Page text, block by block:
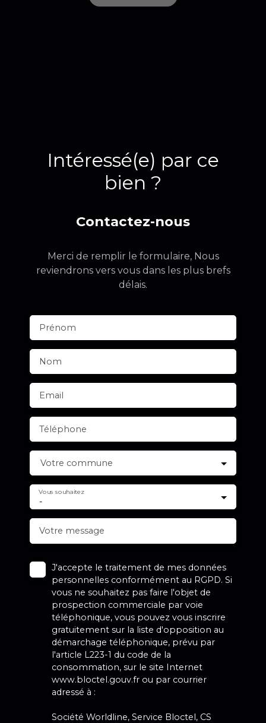
Intéressé(e) par ce
bien ?
Contactez-nous
Merci de remplir le formulaire, Nous
reviendrons vers vous dans les plus brefs
délais.
Prénom
Nom
Email
Téléphone
Votre commune
-
Vous souhaitez
Votre message
J'accepte le traitement de mes données
personnelles conformément au RGPD. Si
vous ne souhaitez pas faire l'objet de
prospection commerciale par voie
téléphonique, vous pouvez vous inscrire
gratuitement sur la liste d'opposition au
démarchage téléphonique, prévu par
l'article L223-1 du code de la
consommation, sur le site Internet
www.bloctel.gouv.fr ou par courrier
adressé à :
Société Worldline, Service Bloctel, CS